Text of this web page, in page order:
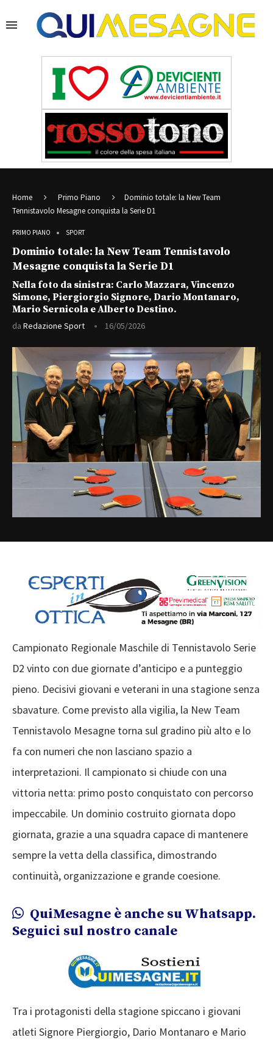
Home Primo Piano
Dominio totale: la New Team
Tennistavolo Mesagne conquista la Serie D1
PRIMO PIANO SPORT
Dominio totale: la New Team Tennistavolo
Mesagne conquista la Serie D1
Nella foto da sinistra: Carlo Mazzara, Vincenzo
Simone, Piergiorgio Signore, Dario Montanaro,
Mario Sernicola e Alberto Destino.
da Redazione Sport 16/05/2026
Campionato Regionale Maschile di Tennistavolo Serie
D2 vinto con due giornate d’anticipo e a punteggio
pieno. Decisivi giovani e veterani in una stagione senza
sbavature. Come previsto alla vigilia, la New Team
Tennistavolo Mesagne torna sul gradino più alto e lo
fa con numeri che non lasciano spazio a
interpretazioni. Il campionato si chiude con una
vittoria netta: primo posto conquistato con percorso
impeccabile. Un dominio costruito giornata dopo
giornata, grazie a una squadra capace di mantenere
sempre la vetta della classifica, dimostrando
continuità, organizzazione e grande coesione.
QuiMesagne è anche su Whatsapp.
Seguici sul nostro canale
Tra i protagonisti della stagione spiccano i giovani
atleti Signore Piergiorgio, Dario Montanaro e Mario